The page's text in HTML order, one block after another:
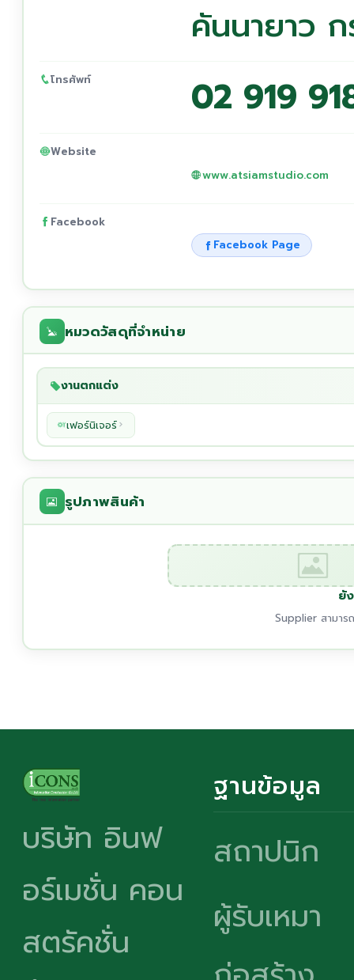
คันนายาว
โทรศัพท์ 02 919
Website
www.atsiamstudio.com
Facebook
Facebook Page
หมวดวัสดุที่จำหน่าย
งานตกแต่ง
เฟอร์นิเจอร์
รูปภาพสินค้า
ยั
Supplier สามาร
บริษัท อินฟ
อร์เมชั่น คอน
สตรัคชั่น
ฐานข้อมูล
สถาปนิก
ผู้รับเหมา